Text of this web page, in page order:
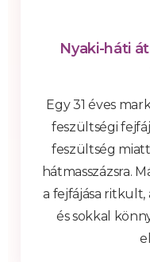
Nyaki-háti
Egy 31 éves
feszültségi
feszültség
hátmasszázsra.
a fejfájása ritkult,
és sokkal